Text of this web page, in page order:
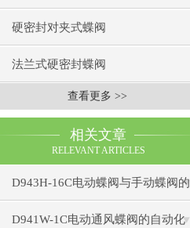
硬密封对夹式蝶阀
法兰式硬密封蝶阀
查看更多 >>
相关文章
RELEVANT ARTICLES
D943H-16C电动蝶阀与手动蝶阀的
比较
D941W-1C电动通风蝶阀的自动化